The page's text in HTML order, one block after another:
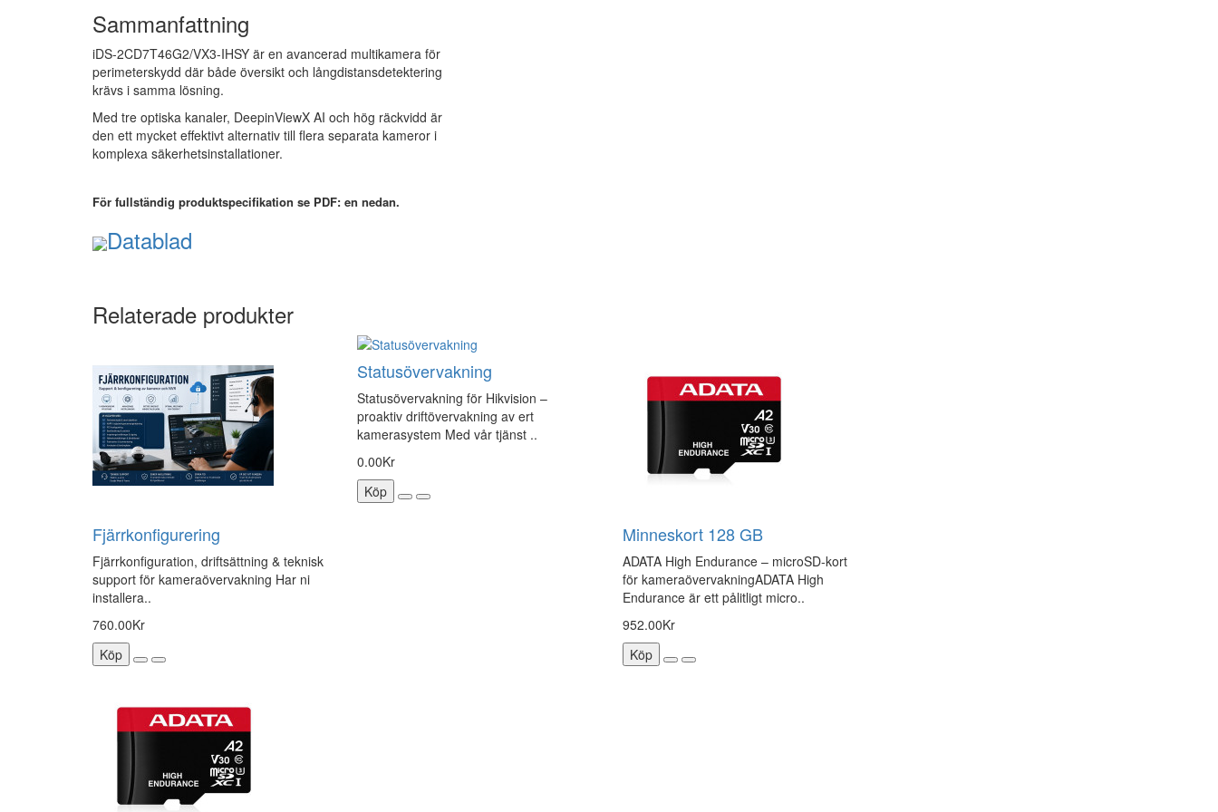
Sammanfattning
iDS-2CD7T46G2/VX3-IHSY är en avancerad multikamera för
perimeterskydd där både översikt och långdistansdetektering
krävs i samma lösning.
Med tre optiska kanaler, DeepinViewX AI och hög räckvidd är
den ett mycket effektivt alternativ till flera separata kameror i
komplexa säkerhetsinstallationer.
För fullständig produktspecifikation se PDF: en nedan.
Datablad
Relaterade produkter
Fjärrkonfigurering
Fjärrkonfiguration, driftsättning & teknisk
support för kameraövervakning Har ni
installera..
760.00Kr
Köp
Statusövervakning
Statusövervakning för Hikvision –
proaktiv driftövervakning av ert
kamerasystem Med vår tjänst ..
0.00Kr
Köp
Minneskort 128 GB
ADATA High Endurance – microSD-kort
för kameraövervakningADATA High
Endurance är ett pålitligt micro..
952.00Kr
Köp